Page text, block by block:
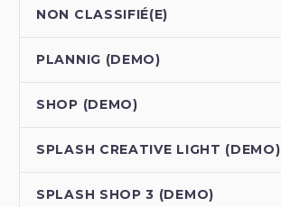
NON CLASSIFIÉ(E)
PLANNIG (DEMO)
SHOP (DEMO)
SPLASH CREATIVE LIGHT (DEMO)
SPLASH SHOP 3 (DEMO)